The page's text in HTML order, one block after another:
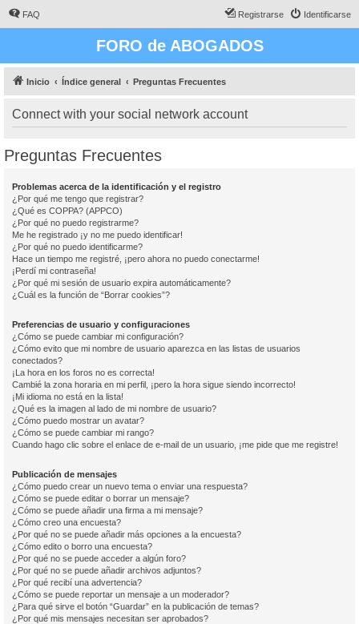
FAQ Identificarse
Registrarse
FORO de ABOGADOS
Inicio Índice general Preguntas Frecuentes
Connect with your social network account
Preguntas Frecuentes
Problemas acerca de la identificación y el registro
¿Por qué me tengo que registrar?
¿Qué es COPPA? (APPCO)
¿Por qué no puedo registrarme?
Me he registrado ¡y no me puedo identificar!
¿Por qué no puedo identificarme?
Hace un tiempo me registré, ¡pero ahora no puedo conectarme!
¡Perdí mi contraseña!
¿Por qué mi sesión de usuario expira automáticamente?
¿Cuál es la función de “Borrar cookies”?
Preferencias de usuario y configuraciones
¿Cómo se puede cambiar mi configuración?
¿Cómo evito que mi nombre de usuario aparezca en las listas de usuarios
conectados?
¡La hora en los foros no es correcta!
Cambié la zona horaria en mi perfil, ¡pero la hora sigue siendo incorrecto!
¡Mi idioma no está en la lista!
¿Qué es la imagen al lado de mi nombre de usuario?
¿Cómo puedo mostrar un avatar?
¿Cómo se puede cambiar mi rango?
Cuando hago clic sobre el enlace de e-mail de un usuario, ¡me pide que me registre!
Publicación de mensajes
¿Cómo puedo crear un nuevo tema o enviar una respuesta?
¿Cómo se puede editar o borrar un mensaje?
¿Cómo se puede añadir una firma a mi mensaje?
¿Cómo creo una encuesta?
¿Por qué no se puede añadir más opciones a la encuesta?
¿Cómo edito o borro una encuesta?
¿Por qué no se puede acceder a algún foro?
¿Por qué no se puede añadir archivos adjuntos?
¿Por qué recibí una advertencia?
¿Cómo se puede reportar un mensaje a un moderador?
¿Para qué sirve el botón “Guardar” en la publicación de temas?
¿Por qué mis mensajes necesitan ser aprobados?